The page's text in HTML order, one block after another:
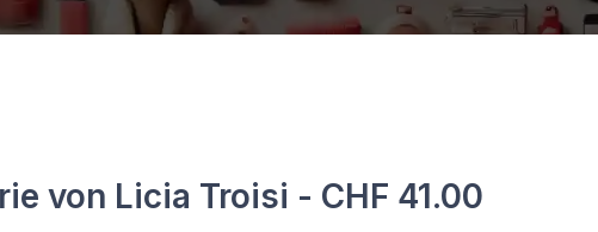
von Licia Troisi - CHF 41.00